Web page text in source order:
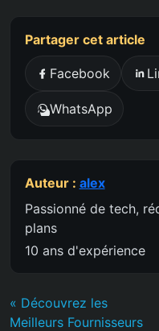
Partager cet article
Facebook
WhatsApp
Auteur : alex
Passionné de tech,
plans
10 ans d'expérience
« Découvrez les
Meilleurs Fournisseurs